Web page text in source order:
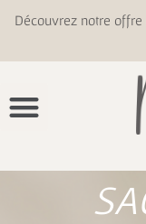
Découvrez notre